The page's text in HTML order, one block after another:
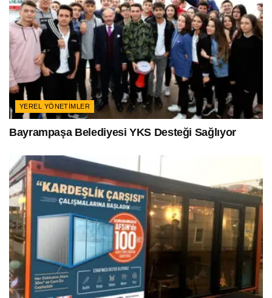
YEREL YÖNETIMLER
Bayrampaşa Belediyesi YKS Desteği Sağlıyor